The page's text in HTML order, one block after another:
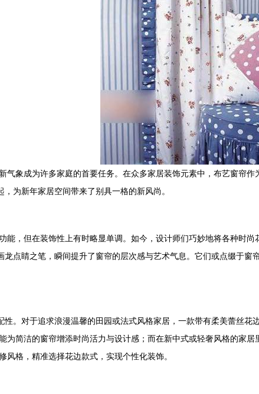
气象成为许多家庭的首要任务。在众多家居装饰元素中，布艺窗帘
为新年家居空间带来了别具一格的新风尚。
能，但在装饰性上有时略显单调。如今，设计师们巧妙地将各种时
龙点睛之笔，瞬间提升了窗帘的层次感与艺术气息。它们或点缀于
性。对于追求浪漫温馨的田园或法式风格家居，一款带有柔美蕾丝
为简洁的窗帘增添时尚活力与设计感；而在新中式或轻奢风格的家
格，精准选择花边款式，实现个性化装饰。